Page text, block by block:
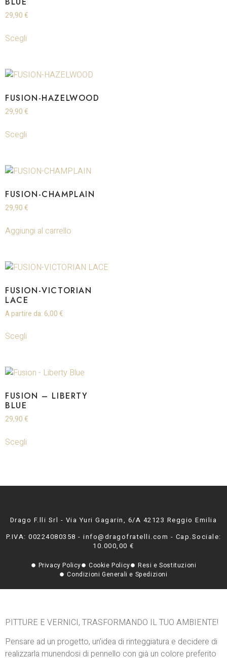
29,90 €
Scegli
FUSION-HAZELWOOD
29,90 €
Scegli
FUSION-CHAMPLAIN
29,90 €
Aggiungi al carrello
FUSION-VICTORIAN
LACE
A partire da: 6,00 €
Scegli
FUSION – LIBERTY
BLUE
29,90 €
Scegli
Drago F.lli Srl - Via Yuri Gagarin, 6/A 42123 Reggio Emilia
P.IVA: 00224080358 - info@dragofratelli.com - Cap.Sociale:
10.000,00 €
Privacy Policy Cookie Policy
Resi e Sostituzioni
Condizioni Generali e Spedizioni
PITTURE E VERNICI, TRASFORMANDO IL TUO AMBIENTE!
Pensare ad un progetto, un’idea di rinteggiatura e decidere di
realizzarla munendosi di pennello con già un colore preferito